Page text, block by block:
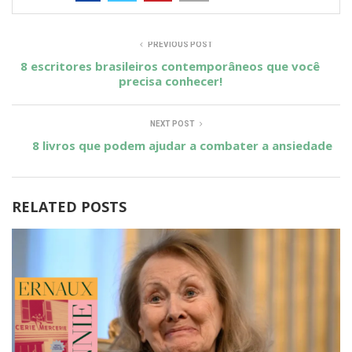
PREVIOUS POST
8 escritores brasileiros contemporâneos que você
precisa conhecer!
NEXT POST
8 livros que podem ajudar a combater a ansiedade
RELATED POSTS